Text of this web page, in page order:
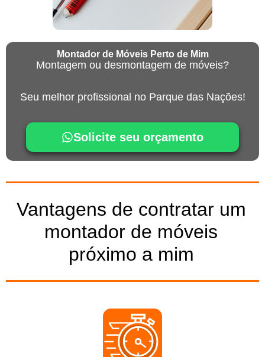
Montador de Móveis Perto de Mim
Montagem ou desmontagem de móveis?
Seu melhor profissional no Parque das Nações!
Solicite seu orçamento
Vantagens de contratar um
montador de móveis
próximo a mim